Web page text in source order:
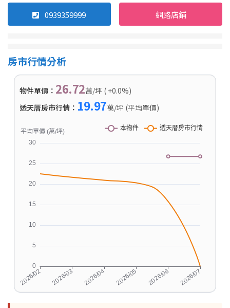
0939359999 網路店鋪
房市行情分析
物件單價： 26.72萬/坪 ( +0.0%)
透天厝房市行情： 19.97萬/坪 (平均單價)